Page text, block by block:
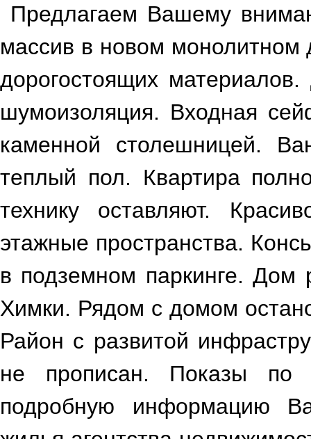
Предлагаем Вашему
массив в новом
дорогостоящих
шумоизоляция. Входная
каменной столешницей.
теплый пол. Квартира
технику оставляют.
этажные пространства.
в подземном паркинге.
Химки. Рядом с домом
Район с развитой
не прописан. Показы по
подробную информацию